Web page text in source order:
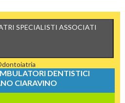
SPECIALISTI ASSOCIATI
DENTISTICI
CIARAVINO